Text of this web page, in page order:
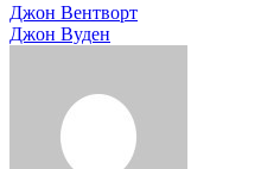
Навигация
по
Джон Вентворт
Джон Вуден